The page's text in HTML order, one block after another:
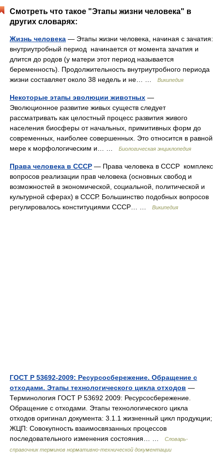
Смотреть что такое "Этапы жизни человека" в
других словарях:
Жизнь человека — Этапы жизни человека, начиная с зачатия:
внутриутробный период начинается от момента зачатия и
длится до родов (у матери этот период называется
беременность). Продолжительность внутриутробного периода
жизни составляет около 38 недель и не… …
Википедия
Некоторые этапы эволюции животных —
Эволюционное развитие живых существ следует
рассматривать как целостный процесс развития живого
населения биосферы от начальных, примитивных форм до
современных, наиболее совершенных. Это относится в равной
мере к морфологическим и… …
Биологическая энциклопедия
Права человека в СССР — Права человека в СССР комплекс
вопросов реализации прав человека (основных свобод и
возможностей в экономической, социальной, политической и
культурной сферах) в СССР. Большинство подобных вопросов
регулировалось конституциями СССР… …
Википедия
ГОСТ Р 53692-2009: Ресурсосбережение. Обращение с
отходами. Этапы технологического цикла отходов —
Терминология ГОСТ Р 53692 2009: Ресурсосбережение.
Обращение с отходами. Этапы технологического цикла
отходов оригинал документа: 3.1.1 жизненный цикл продукции;
ЖЦП: Совокупность взаимосвязанных процессов
последовательного изменения состояния… …
Словарь-
справочник терминов нормативно-технической документации